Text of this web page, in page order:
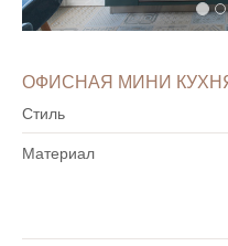
ОФИСНАЯ МИНИ
Стиль
Материал